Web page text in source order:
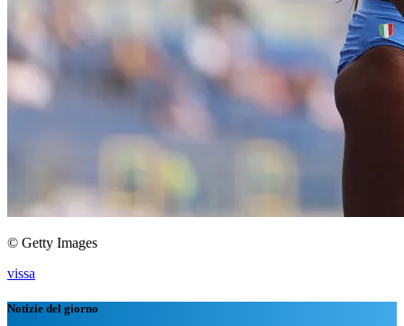
© Getty Images
vissa
Notizie del giorno